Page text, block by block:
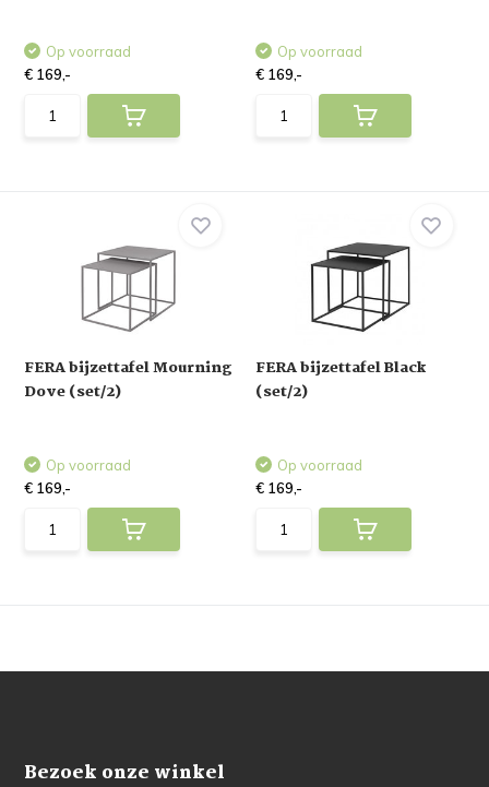
Op voorraad
€ 169,-
Op voorraad
€ 169,-
FERA bijzettafel Mourning
Dove (set/2)
Op voorraad
€ 169,-
FERA bijzettafel Black
(set/2)
Op voorraad
€ 169,-
Bezoek onze winkel